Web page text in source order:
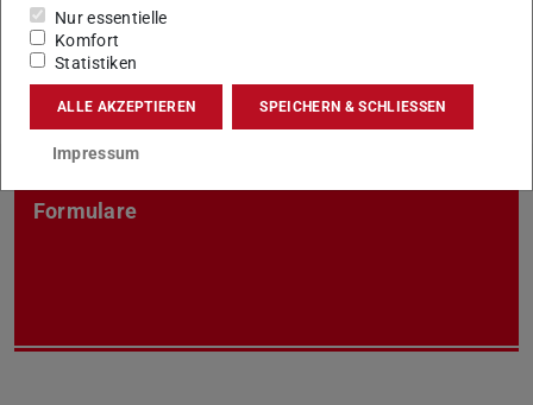
Statusgruppen zusammen. Aufgaben und
Zusammensetzung der Ethikkommission legt die Satzung
des Gremiums fest.
Formulare
Nur essentielle
Komfort
Statistiken
ALLE AKZEPTIEREN SPEICHERN & SCHLIESSEN
Impressum